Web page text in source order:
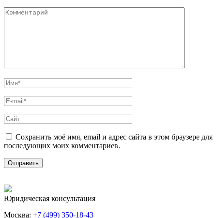
Сохранить моё имя, email и адрес сайта в этом браузере для
последующих моих комментариев.
Юридическая консультация
Москва: +7 (499) 350-18-43